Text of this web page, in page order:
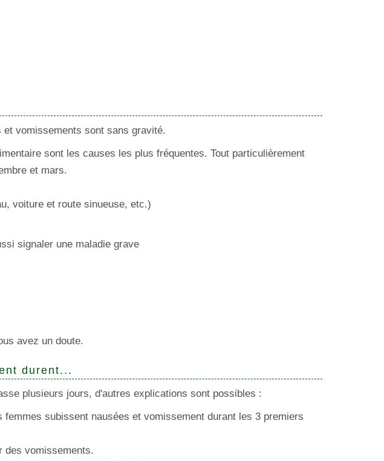
vomissements sont sans gravité.
sont les causes les plus fréquentes. Tout particulièrement
et mars.
voiture et route sinueuse, etc.)
signaler une maladie grave
avez un doute.
durent...
plusieurs jours, d'autres explications sont possibles :
subissent nausées et vomissement durant les 3 premiers
des vomissements.